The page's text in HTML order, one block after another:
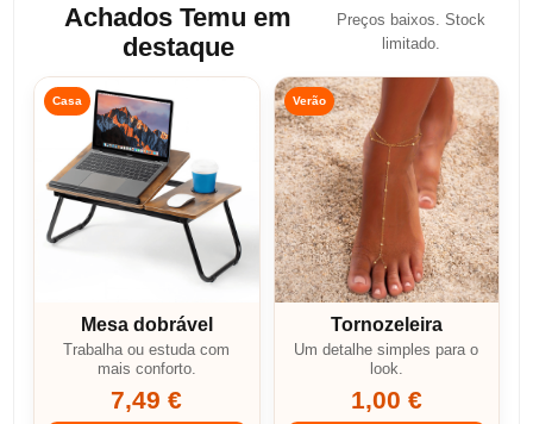
Achados Temu em
destaque
Preços baixos. Stock
limitado.
Casa
Mesa dobrável
Trabalha ou estuda com
mais conforto.
7,49 €
Verão
Tornozeleira
Um detalhe simples para o
look.
1,00 €